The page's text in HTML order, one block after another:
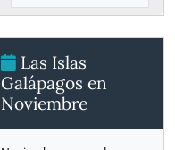
Las Islas
Galápagos en
Noviembre